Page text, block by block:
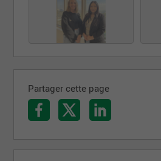
Partager cette page